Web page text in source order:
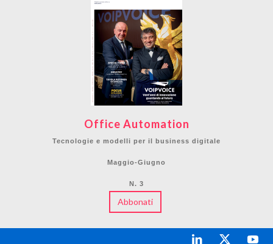
Office Automation
Tecnologie e modelli per il business digitale
Maggio-Giugno
N. 3
Abbonati